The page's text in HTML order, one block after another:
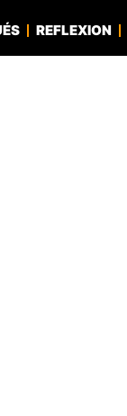
REFLEXION